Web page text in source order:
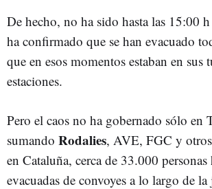
De hecho, no ha sido hasta las 15:00
ha confirmado que se han evacuado
que en esos momentos estaban en sus
estaciones.
Pero el caos no ha gobernado sólo
sumando Rodalies, AVE, FGC y
en Cataluña, cerca de 33.000 personas
evacuadas de convoyes a lo largo de la